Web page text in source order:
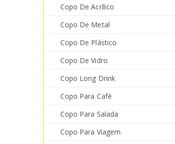
Copo De Acrílico
Copo De Metal
Copo De Plástico
Copo De Vidro
Copo Long Drink
Copo Para Café
Copo Para Salada
Copo Para Viagem